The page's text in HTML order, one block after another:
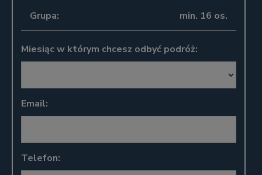
Grupa: min. 16 os.
Miesiąc w którym chcesz odbyć podróż:
Email:
Telefon: